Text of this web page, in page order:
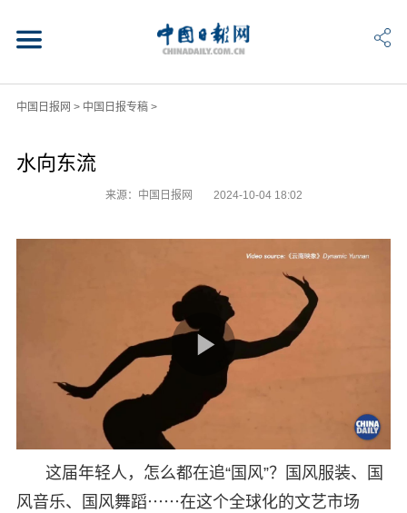
中国日报网 > 中国日报专稿>
水向东流
来源：中国日报网 2024-10-04 18:02
这届年轻人，怎么都在追“国风”？国风服装、国
风音乐、国风舞蹈⋯⋯在这个全球化的文艺市场